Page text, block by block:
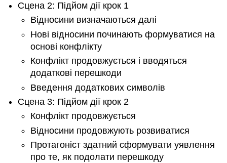
Сцена 2: Підйом дії крок 1
Відносини визначаються далі
Нові відносини починають формуватися на
основі конфлікту
Конфлікт продовжується і вводяться
додаткові перешкоди
Введення додаткових символів
Сцена 3: Підйом дії крок 2
Конфлікт продовжується
Відносини продовжують розвиватися
Протагоніст здатний сформувати уявлення
про те, як подолати перешкоду